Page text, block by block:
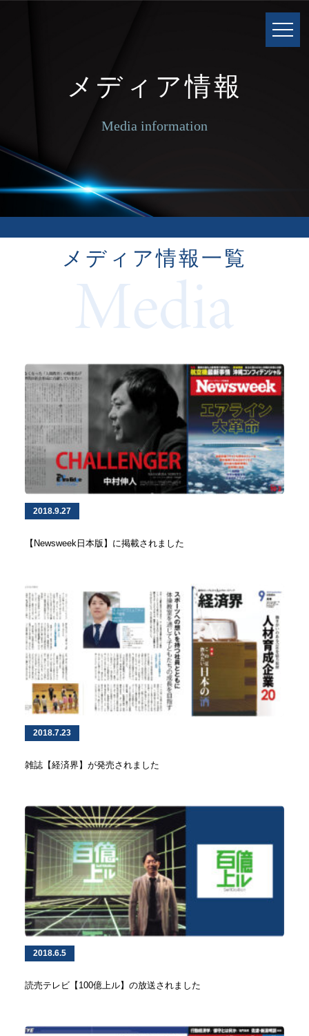
メディア情報
Media information
メディア情報一覧
2018.9.27
【Newsweek日本版】に掲載されました
2018.7.23
雑誌【経済界】が発売されました
2018.6.5
読売テレビ【100億上ル】の放送されました